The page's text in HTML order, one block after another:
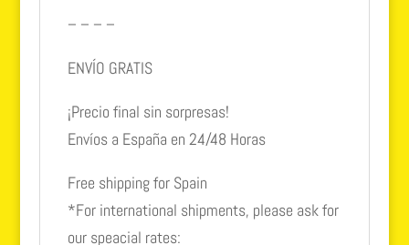
– – – –
ENVÍO GRATIS
¡Precio final sin sorpresas!
Envíos a España en 24/48 Horas
Free shipping for Spain
*For international shipments, please ask for
our speacial rates: